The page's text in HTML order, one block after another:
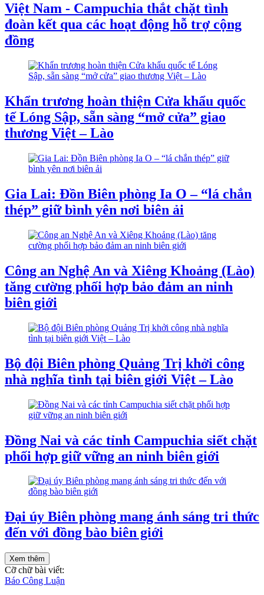
Việt Nam - Campuchia thắt chặt tình
đoàn kết qua các hoạt động hỗ trợ cộng
đồng
Khẩn trương hoàn thiện Cửa khẩu quốc
tế Lóng Sập, sẵn sàng “mở cửa” giao
thương Việt – Lào
Gia Lai: Đồn Biên phòng Ia O – “lá chắn
thép” giữ bình yên nơi biên ải
Công an Nghệ An và Xiêng Khoảng (Lào)
tăng cường phối hợp bảo đảm an ninh
biên giới
Bộ đội Biên phòng Quảng Trị khởi công
nhà nghĩa tình tại biên giới Việt – Lào
Đồng Nai và các tỉnh Campuchia siết chặt
phối hợp giữ vững an ninh biên giới
Đại úy Biên phòng mang ánh sáng tri thức
đến với đồng bào biên giới
Xem thêm
Cỡ chữ bài viết:
Báo Công Luận